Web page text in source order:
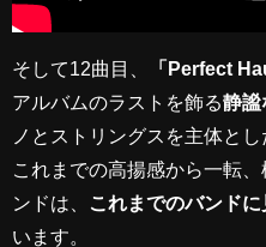
そして12曲目、 「Perfect
アルバムのラストを飾る静謐
ノとストリングスを主体と
これまでの高揚感から一転
ンドは、
これまでのバンド
います。